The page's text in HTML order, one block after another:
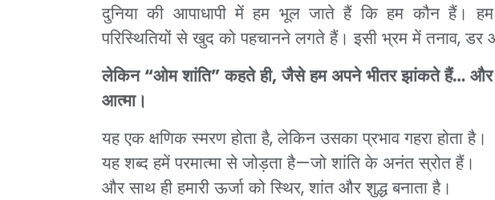
दुनिया की आपाधापी में हम भूल जाते हैं कि हम कौन हैं।
परिस्थितियों से खुद को पहचानने लगते हैं। इसी भ्रम में तनाव, डर
लेकिन “ओम शांति” कहते ही, जैसे हम अपने भीतर झांकते हैं… और
आत्मा।
यह एक क्षणिक स्मरण होता है, लेकिन उसका प्रभाव गहरा होता है।
यह शब्द हमें परमात्मा से जोड़ता है—जो शांति के अनंत स्रोत हैं।
और साथ ही हमारी ऊर्जा को स्थिर, शांत और शुद्ध बनाता है।